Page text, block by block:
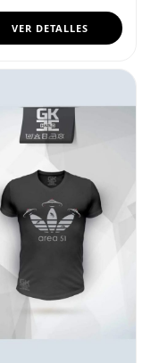
VER DETALLES